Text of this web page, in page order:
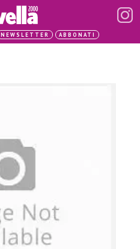
NEWSLETTER ABBONATI